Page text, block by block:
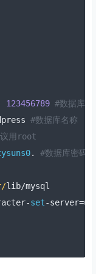
123456789 #数据库
#数据库名称
用root
.
#数据库密码
lib/mysql
-set-server=